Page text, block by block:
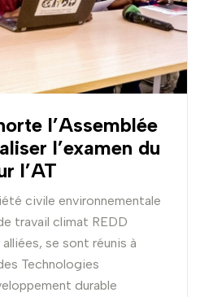
l’Assemblée
l’examen du
l’AT
civile environnementale
travail climat REDD
se sont réunis à
Technologies
durable